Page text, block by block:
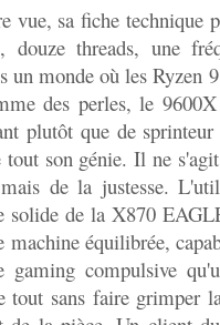
vue, sa fiche technique
douze threads, une
un monde où les Ryzen
des perles, le
plutôt que de
tout son génie. Il ne
de la justesse.
solide de la X870
machine équilibrée,
gaming compulsive
tout sans faire grimper